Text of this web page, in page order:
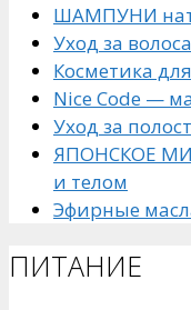
ШАМПУНИ
Уход за
Косметика
Nice Code —
Уход за
ЯПОНСКОЕ
и телом
Эфирные
ПИТАНИЕ